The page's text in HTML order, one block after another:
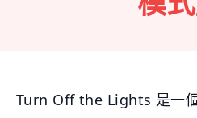
Turn Off the Lights 是一